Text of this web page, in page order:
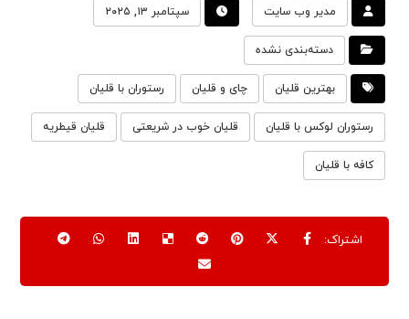
مدیر وب سایت سپتامبر ۱۳, ۲۰۲۵
دسته‌بندی نشده
بهترین قلیان چای و قلیان رستوران با قلیان
رستوران لوکس با قلیان قلیان خوب در شریعتی قلیان قیطریه
کافه با قلیان